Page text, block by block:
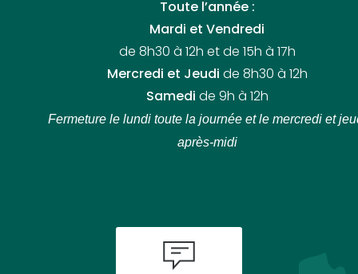
Toute l’année :
Mardi et Vendredi
de 8h30 à 12h et de 15h à 17h
Mercredi et Jeudi de 8h30 à 12h
Samedi de 9h à 12h
Fermeture le lundi toute la journée et le mercredi et
après-midi